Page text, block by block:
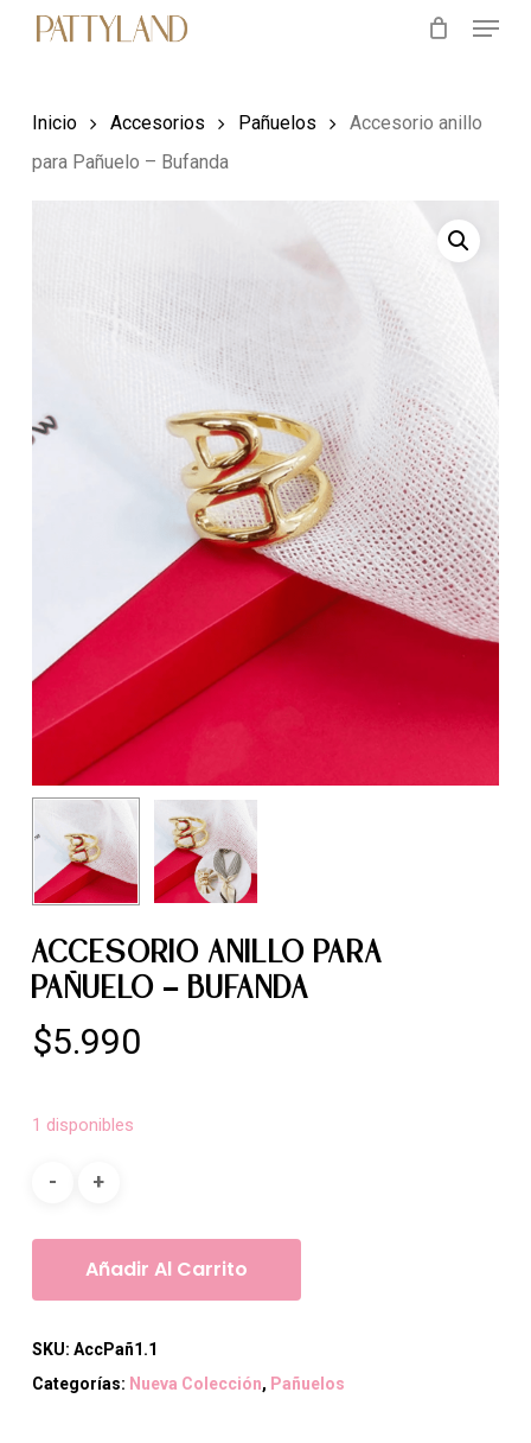
content
Menu
Inicio Accesorios Pañuelos
Accesorio anillo
para Pañuelo – Bufanda
ACCESORIO ANILLO PARA
PAÑUELO – BUFANDA
$5.990
1 disponibles
Añadir Al Carrito
SKU: AccPañ1.1
Categorías: Nueva Colección, Pañuelos